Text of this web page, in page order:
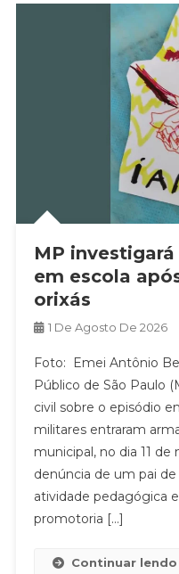
MP
em escola
orixás
1 De Agosto De 2026
Foto: Emei Antônio
Público de São Paulo
civil sobre o episódio
militares entraram
municipal, no dia 11
denúncia de um pai
atividade pedagógica
promotoria […]
Continuar lendo